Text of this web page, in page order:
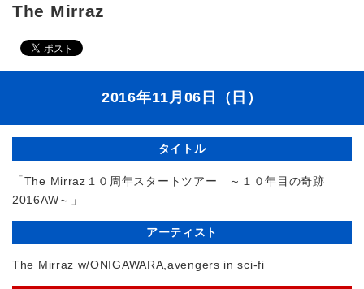
The Mirraz
2016年11月06日（日）
タイトル
「The Mirraz１０周年スタートツアー ～１０年目の奇跡
2016AW～」
アーティスト
The Mirraz w/ONIGAWARA,avengers in sci-fi